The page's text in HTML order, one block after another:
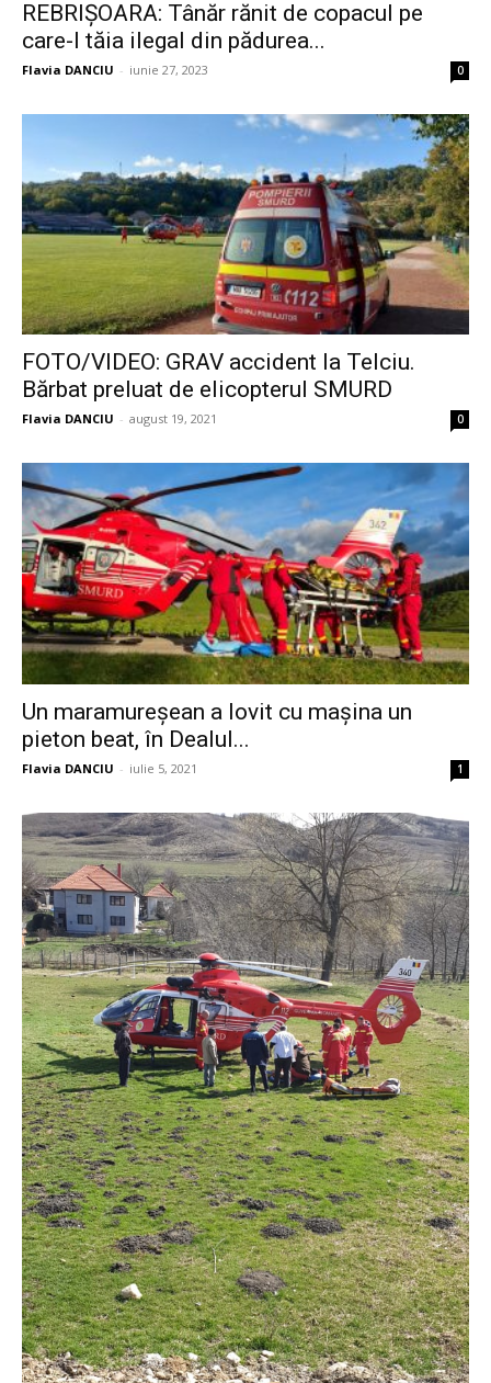
REBRIȘOARA: Tânăr rănit de copacul pe
care-l tăia ilegal din pădurea...
Flavia DANCIU - iunie 27, 2023 0
FOTO/VIDEO: GRAV accident la Telciu.
Bărbat preluat de elicopterul SMURD
Flavia DANCIU - august 19, 2021 0
Un maramureșean a lovit cu mașina un
pieton beat, în Dealul...
Flavia DANCIU - iulie 5, 2021 1